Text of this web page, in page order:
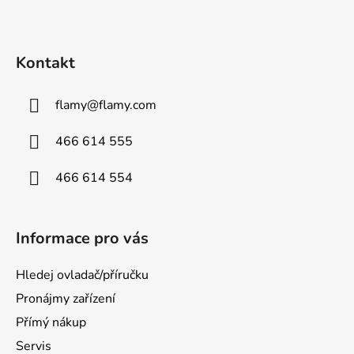
Kontakt
flamy@flamy.com
466 614 555
466 614 554
Informace pro vás
Hledej ovladač/příručku
Pronájmy zařízení
Přímý nákup
Servis